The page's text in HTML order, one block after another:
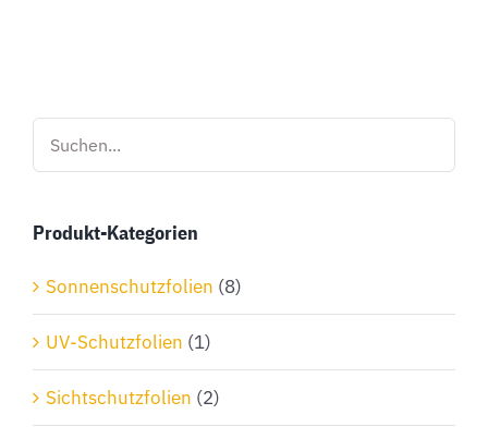
Die
können
Produktseite
gewählt
werden
Produkt-Kategorien
Sonnenschutzfolien (8)
UV-Schutzfolien (1)
Sichtschutzfolien (2)